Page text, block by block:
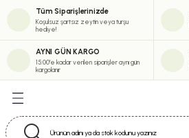
Tüm Siparişlerinizde
Koşulsuz şartsız zeytin veya turşu
hediye!
AYNI GÜN KARGO
15:00'e kadar verilen siparişler aynı gün
kargolanır
Zeytinyağı Serisi
Çeşitleri